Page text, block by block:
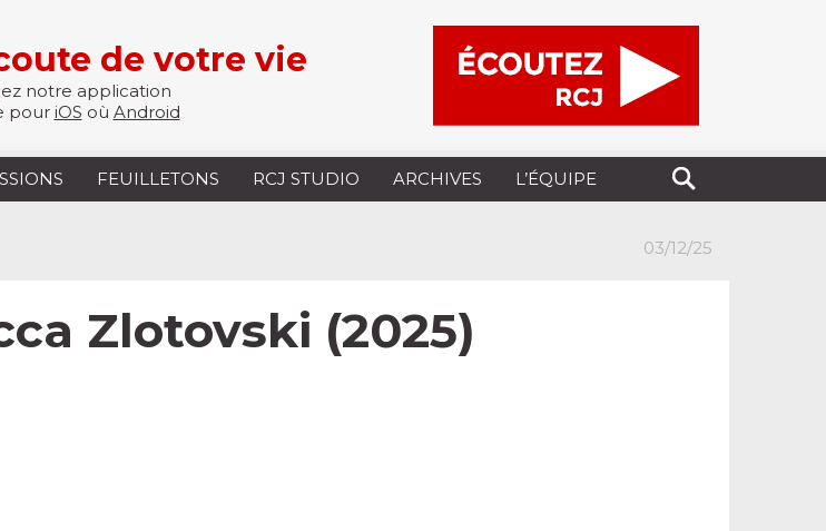
de votre vie
notre application
pour iOS où Android
FEUILLETONS RCJ STUDIO ARCHIVES L’ÉQUIPE
03/12/25
Zlotovski (2025)